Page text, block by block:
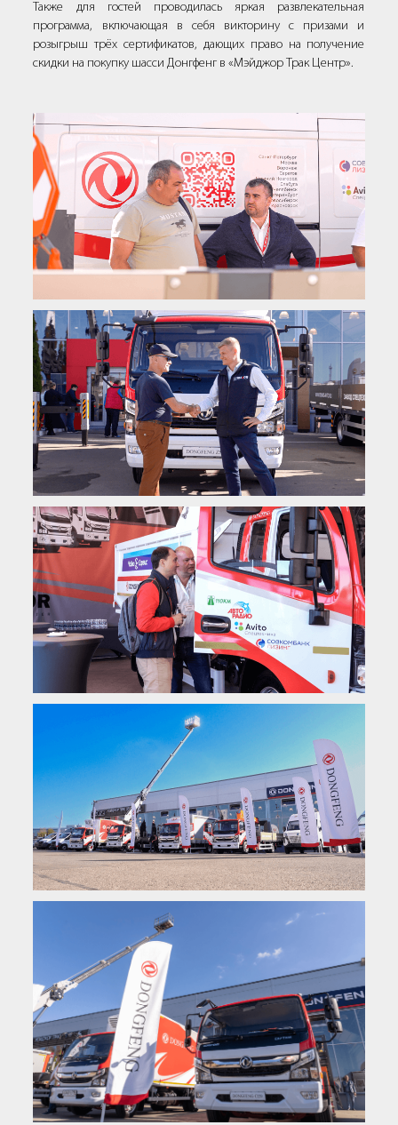
Также для гостей проводилась яркая развлекательная
программа, включающая в себя викторину с призами и
розыгрыш трёх сертификатов, дающих право на получение
скидки на покупку шасси Донгфенг в «Мэйджор Трак Центр».